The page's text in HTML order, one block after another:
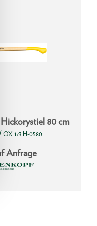
Hickorystiel 80 cm
/ OX 173 H-0580
Anfrage